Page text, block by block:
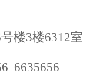
楼3楼6312室
6635656